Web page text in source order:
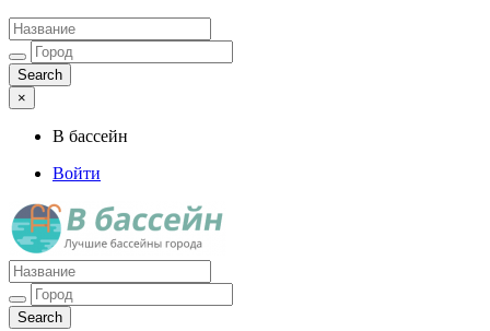
×
В бассейн
Войти
Лучшие бассейны города